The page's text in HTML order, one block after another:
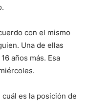
con el mismo
Una de ellas
años más. Esa
es la posición de